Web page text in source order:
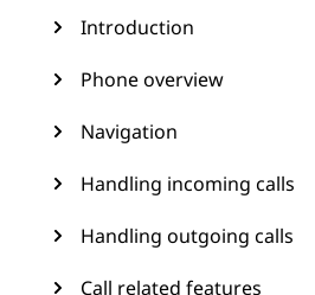
Introduction
Phone overview
Navigation
Handling incoming calls
Handling outgoing calls
Call related features